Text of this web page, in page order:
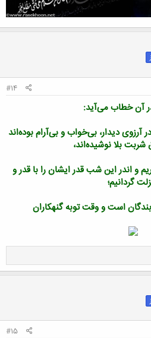
#14
آن خطاب می‌آید:
دیدار، بی‌خواب و بی‌آرام بوده‌اند
بلا نوشیده‌اند،
و اندر این شب قدر ایشان را با قدر و
گردانیم؛
است و وقت توبه گنهکاران
#15